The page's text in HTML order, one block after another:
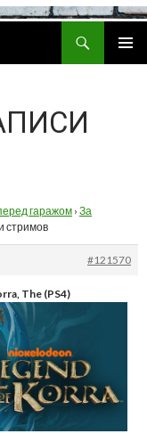
гаражом › За
стримов
#121570
The (PS4)